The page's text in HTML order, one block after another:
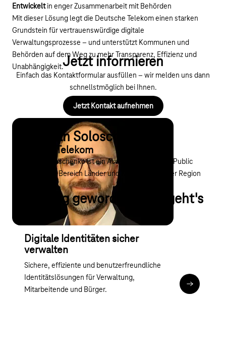
Entwickeltin enger Zusammenarbeit mit Behörden
Mit dieser Lösung legt die Deutsche Telekom einen starken
Grundstein für vertrauenswürdige digitale
Verwaltungsprozesse – und unterstützt Kommunen und
Behörden auf dem Weg zu mehr Transparenz, Effizienz und
Unabhängigkeit.Jetzt informieren
Einfach das Kontaktformular ausfüllen – wir melden uns dann
schnellstmöglich bei Ihnen.
Jetzt Kontakt aufnehmen
Sebastian Soloschenko
Deutsche Telekom
Sebastian Soloschenko ist ein Account Manager im Public
Sector für den Bereich Länder und Kommunen in der Region
Neugierig geworden? Hier geht's
weiter:
Digitale Identitäten sicher
verwalten
Sichere, effiziente und benutzerfreundliche
Identitätslösungen für Verwaltung,
Mitarbeitende und Bürger.
Zur